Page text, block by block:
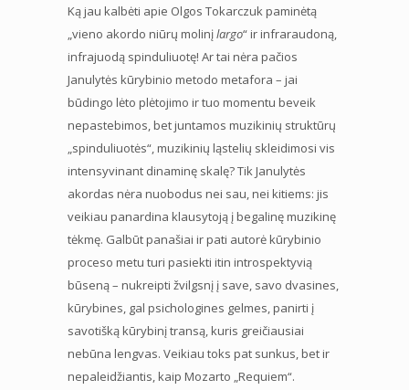
Ką jau kalbėti apie Olgos Tokarczuk paminėtą
„vieno akordo niūrų molinįlargo“ ir infraraudoną,
infrajuodą spinduliuotę! Ar tai nėra pačios
Janulytės kūrybinio metodo metafora – jai
būdingo lėto plėtojimo ir tuo momentu beveik
nepastebimos, bet juntamos muzikinių struktūrų
„spinduliuotės“, muzikinių ląstelių skleidimosi vis
intensyvinant dinaminę skalę? Tik Janulytės
akordas nėra nuobodus nei sau, nei kitiems: jis
veikiau panardina klausytoją į begalinę muzikinę
tėkmę. Galbūt panašiai ir pati autorė kūrybinio
proceso metu turi pasiekti itin introspektyvią
būseną – nukreipti žvilgsnį į save, savo dvasines,
kūrybines, gal psichologines gelmes, panirti į
savotišką kūrybinį transą, kuris greičiausiai
nebūna lengvas. Veikiau toks pat sunkus, bet ir
nepaleidžiantis, kaip Mozarto „Requiem“.